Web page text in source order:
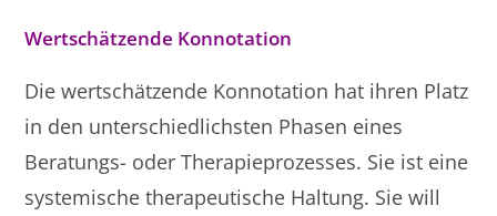
Wertschätzende Konnotation
Die wertschätzende Konnotation hat ihren Platz
in den unterschiedlichsten Phasen eines
Beratungs- oder Therapieprozesses. Sie ist eine
systemische therapeutische Haltung. Sie will